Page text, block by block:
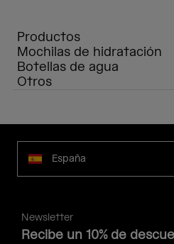
Productos
Mochilas de hidratación
Botellas de agua
Otros
España
Newsletter
Recibe un 10% de